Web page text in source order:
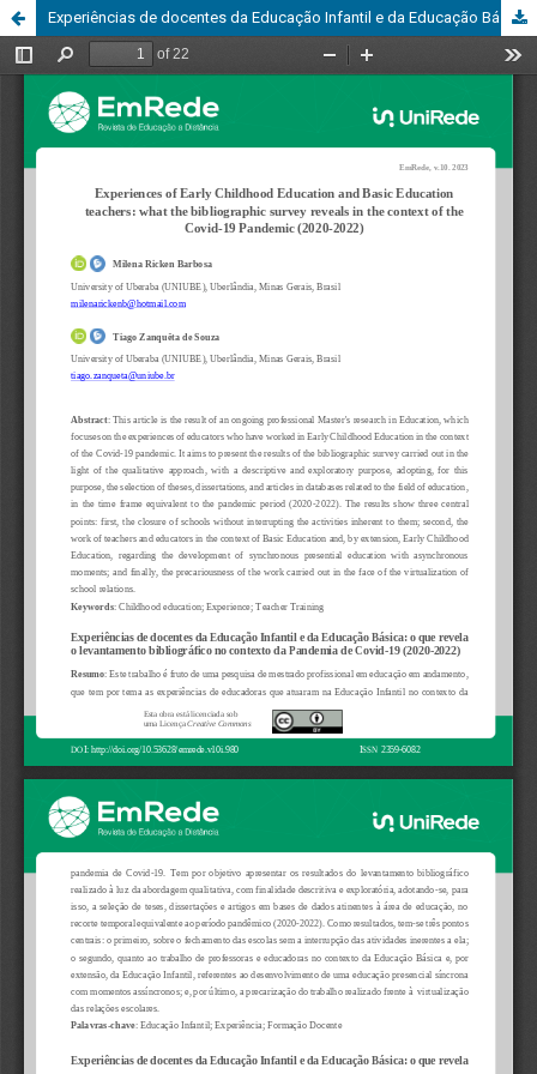
Experiências de docentes da Educação Infantil e da Educação Básica: o que revela o levantamento bibliográfico no contexto da Pandemia de Covid-19 (2020-2022)